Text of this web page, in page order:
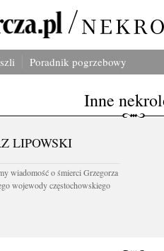
Poradnik pogrzebowy
Inne
LIPOWSKI
wiadomość o śmierci Grzegorza
wojewody częstochowskiego